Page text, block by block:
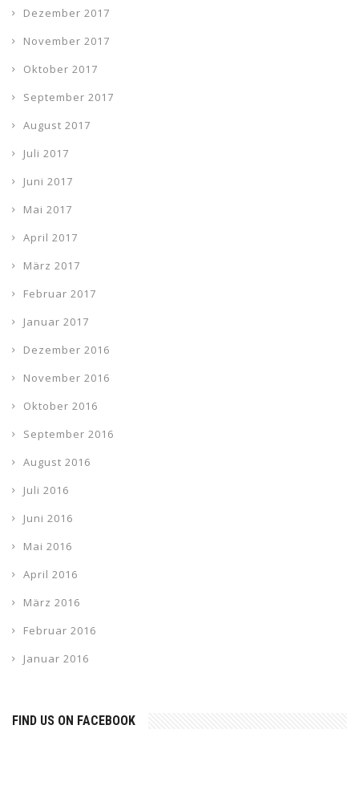
Dezember 2017
November 2017
Oktober 2017
September 2017
August 2017
Juli 2017
Juni 2017
Mai 2017
April 2017
März 2017
Februar 2017
Januar 2017
Dezember 2016
November 2016
Oktober 2016
September 2016
August 2016
Juli 2016
Juni 2016
Mai 2016
April 2016
März 2016
Februar 2016
Januar 2016
FIND US ON FACEBOOK